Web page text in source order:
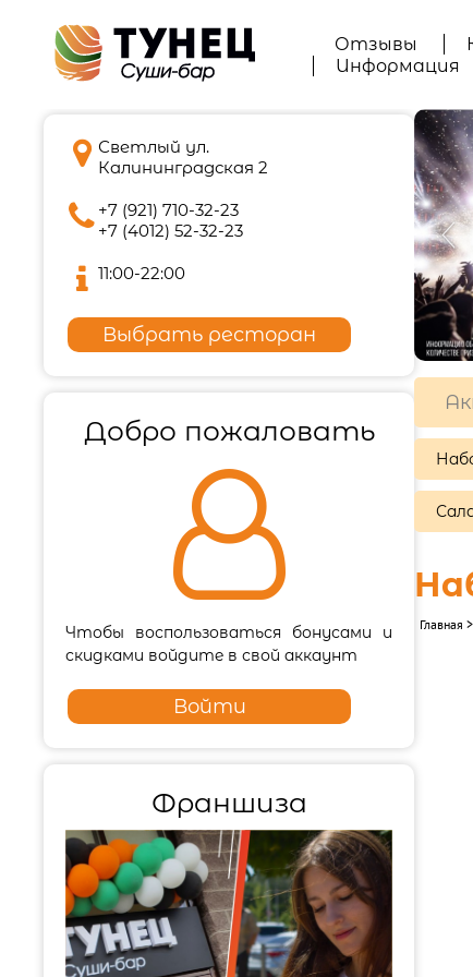
Отзывы
Информация
 Светлый ул.
Калининградская 2
 +7 (921) 710-32-23
+7 (4012) 52-32-23
 11:00-22:00
Выбрать ресторан
Добро пожаловать

Чтобы воспользоваться бонусами и
скидками войдите в свой аккаунт
Войти
Франшиза
Главная >